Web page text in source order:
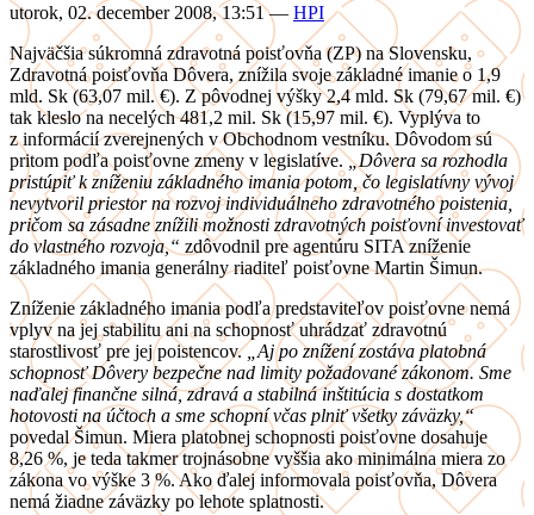
utorok, 02. december 2008, 13:51— HPI
Najväčšia súkromná zdravotná poisťovňa (ZP) na Slovensku,
Zdravotná poisťovňa Dôvera, znížila svoje základné imanie o 1,9
mld. Sk (63,07 mil. €). Z pôvodnej výšky 2,4 mld. Sk (79,67 mil. €)
tak kleslo na necelých 481,2 mil. Sk (15,97 mil. €). Vyplýva to
z informácií zverejnených v Obchodnom vestníku. Dôvodom sú
pritom podľa poisťovne zmeny v legislatíve.„Dôvera sa rozhodla
pristúpiť k zníženiu základného imania potom, čo legislatívny vývoj
nevytvoril priestor na rozvoj individuálneho zdravotného poistenia,
pričom sa zásadne znížili možnosti zdravotných poisťovní investovať
do vlastného rozvoja,“ zdôvodnil pre agentúru SITA zníženie
základného imania generálny riaditeľ poisťovne Martin Šimun.
Zníženie základného imania podľa predstaviteľov poisťovne nemá
vplyv na jej stabilitu ani na schopnosť uhrádzať zdravotnú
starostlivosť pre jej poistencov.„Aj po znížení zostáva platobná
schopnosť Dôvery bezpečne nad limity požadované zákonom. Sme
naďalej finančne silná, zdravá a stabilná inštitúcia s dostatkom
hotovosti na účtoch a sme schopní včas plniť všetky záväzky,“
povedal Šimun. Miera platobnej schopnosti poisťovne dosahuje
8,26 %, je teda takmer trojnásobne vyššia ako minimálna miera zo
zákona vo výške 3 %. Ako ďalej informovala poisťovňa, Dôvera
nemá žiadne záväzky po lehote splatnosti.